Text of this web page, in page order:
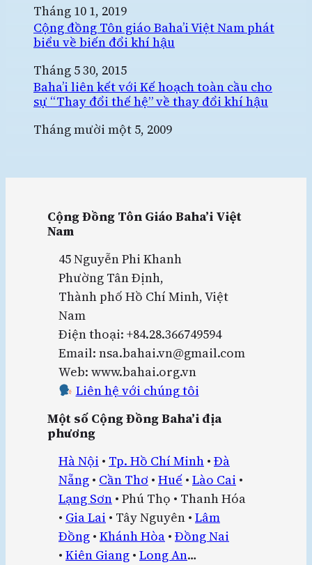
Ngày
Tháng 10 1, 2019
Cộng đồng Tôn giáo Baha’i Việt Nam phát
biểu về biến đổi khí hậu
Ngày
Tháng 5 30, 2015
Baha’i liên kết với Kế hoạch toàn cầu cho
sự “Thay đổi thế hệ” về thay đổi khí hậu
Ngày
Tháng mười một 5, 2009
Cộng Đồng Tôn Giáo Baha’i Việt
Nam
45 Nguyễn Phi Khanh
Phường Tân Định,
Thành phố Hồ Chí Minh, Việt
Nam
Điện thoại: +84.28.366749594
Email: nsa.bahai.vn@gmail.com
Web: www.bahai.org.vn
Liên hệ với chúng tôi
Một số Cộng Đồng Baha’i địa
phương
Hà Nội • Tp. Hồ Chí Minh • Đà
Nẵng • Cần Thơ • Huế • Lào Cai •
Lạng Sơn • Phú Thọ • Thanh Hóa
• Gia Lai • Tây Nguyên • Lâm
Đồng • Khánh Hòa • Đồng Nai
• Kiên Giang • Long An…